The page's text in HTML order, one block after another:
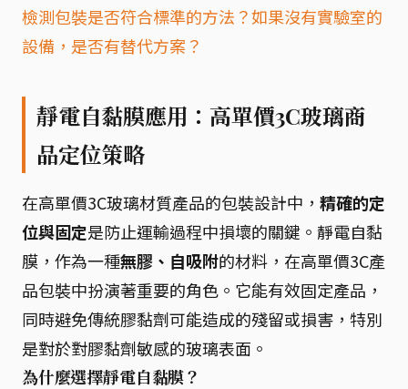
檢測包裝是否符合標準的方法？如果沒有實驗室的
設備，是否有替代方案？
靜電自黏膜應用：高單價3C玻璃商
品定位策略
在高單價3C玻璃材質產品的包裝設計中， 精確的定
位與固定是防止運輸過程中損壞的關鍵。靜電自黏
膜，作為一種無膠、自吸附的材料，在高單價3C產
品包裝中扮演著重要的角色。它能有效固定產品，
同時避免傳統膠黏劑可能造成的殘留或損害，特別
是對於對膠黏劑敏感的玻璃表面。
為什麼選擇靜電自黏膜？